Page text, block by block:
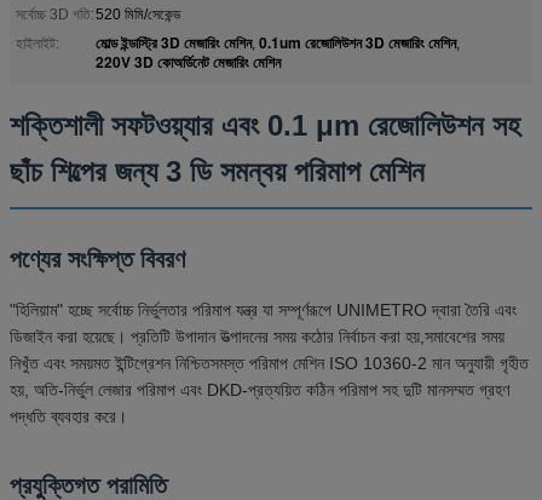
সর্বোচ্চ 3D গতি:520 মিমি/সেকেন্ড
হাইলাইট:
মোল্ড ইন্ডাস্ট্রি 3D মেজারিং মেশিন, 0.1um রেজোলিউশন 3D মেজারিং মেশিন,
220V 3D কোঅর্ডিনেট মেজারিং মেশিন
শক্তিশালী সফটওয়্যার এবং 0.1 μm রেজোলিউশন সহ
ছাঁচ শিল্পের জন্য 3 ডি সমন্বয় পরিমাপ মেশিন
পণ্যের সংক্ষিপ্ত বিবরণ
"হিলিয়াম" হচ্ছে সর্বোচ্চ নির্ভুলতার পরিমাপ যন্ত্র যা সম্পূর্ণরূপে UNIMETRO দ্বারা তৈরি এবং
ডিজাইন করা হয়েছে। প্রতিটি উপাদান উত্পাদনের সময় কঠোর নির্বাচন করা হয়,সমাবেশের সময়
নিখুঁত এবং সময়মত ইন্টিগ্রেশন নিশ্চিতসমস্ত পরিমাপ মেশিন ISO 10360-2 মান অনুযায়ী গৃহীত
হয়, অতি-নির্ভুল লেজার পরিমাপ এবং DKD-প্রত্যয়িত কঠিন পরিমাপ সহ দুটি মানসম্মত গ্রহণ
পদ্ধতি ব্যবহার করে।
প্রযুক্তিগত পরামিতি